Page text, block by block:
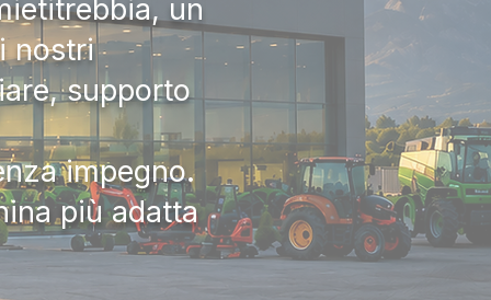
un
nostri
supporto
impegno.
più adatta